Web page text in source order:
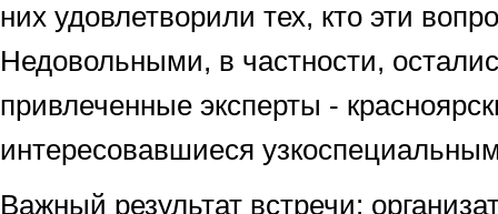
них удовлетворили тех, кто эти
Недовольными, в частности,
привлеченные эксперты -
интересовавшиеся
Важный результат встречи: